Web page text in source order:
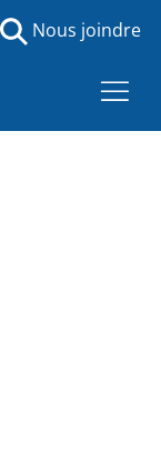
Nous joindre